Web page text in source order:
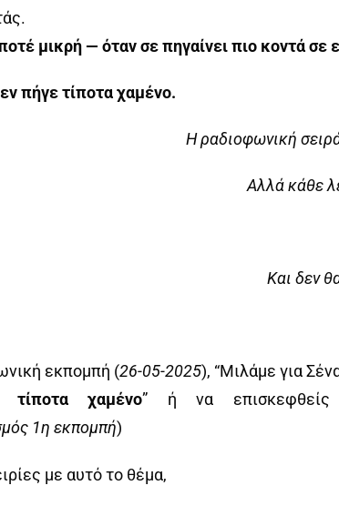
μικρή — όταν σε πηγαίνει πιο κοντά σε
πήγε τίποτα χαμένο.
Η ραδιοφωνική
Αλλά κάθε
Και δεν
εκπομπή (26-05-2025), “Μιλάμε για
χαμένο” ή να επισκεφθείς
1η εκπομπή)
με αυτό το θέμα,